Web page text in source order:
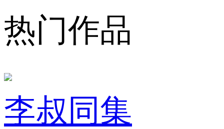
热门作品
李叔同集